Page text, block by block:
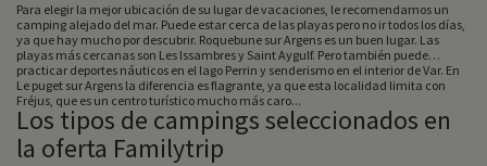
Para elegir la mejor ubicación de su lugar de vacaciones, le recomendamos un
camping alejado del mar. Puede estar cerca de las playas pero no ir todos los días,
ya que hay mucho por descubrir. Roquebune sur Argens es un buen lugar. Las
playas más cercanas son Les Issambres y Saint Aygulf. Pero también puede
practicar deportes náuticos en el lago Perrin y senderismo en el interior de Var. En
Le puget sur Argens la diferencia es flagrante, ya que esta localidad limita con
Fréjus, que es un centro turístico mucho más caro...
Los tipos de campings seleccionados en
la oferta Familytrip